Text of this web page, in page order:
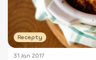
Recepty
31 Jan 2017